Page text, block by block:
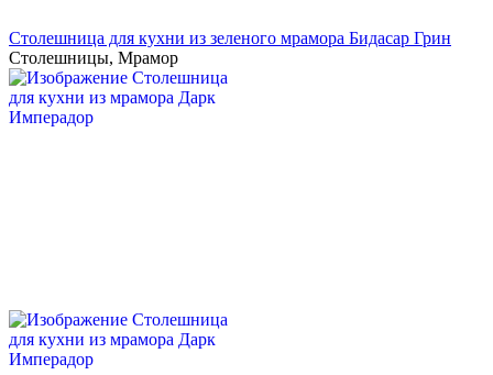
Столешница для кухни из зеленого мрамора Бидасар Грин
Столешницы, Мрамор